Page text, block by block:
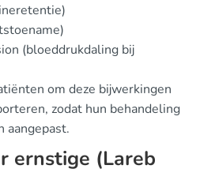
(bloeddrukdaling bij
om deze bijwerkingen
zodat hun behandeling
aangepast.
ernstige (Lareb